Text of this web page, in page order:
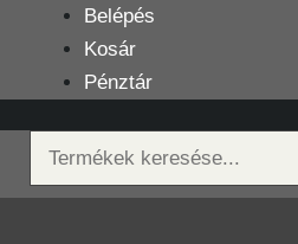
tartalomba
Belépés
Kosár
Pénztár
Keresés